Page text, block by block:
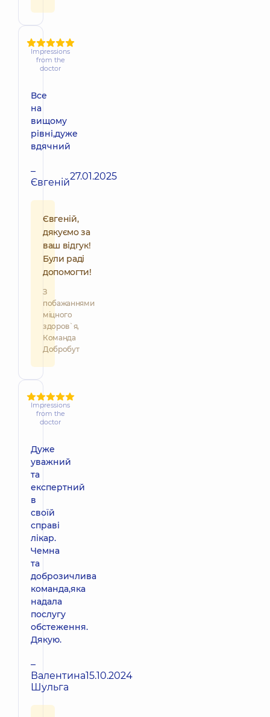
Impressions
from the
doctor
Все
на
вищому
рівні,дуже
вдячний
–
Євгеній27.01.2025
Євгеній,
дякуємо за
ваш відгук!
Були раді
допомогти!
З
побажаннями
міцного
здоров`я,
Команда
Добробут
Impressions
from the
doctor
Дуже
уважний
та
експертний
в
своїй
справі
лікар.
Чемна
та
доброзичлива
команда,яка
надала
послугу
обстеження.
Дякую.
–
Валентина
Шульга
15.10.2024